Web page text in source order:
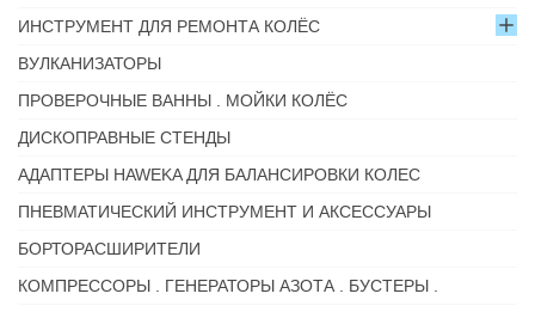
ИНСТРУМЕНТ ДЛЯ РЕМОНТА КОЛЁС
ВУЛКАНИЗАТОРЫ
ПРОВЕРОЧНЫЕ ВАННЫ . МОЙКИ КОЛЁС
ДИСКОПРАВНЫЕ СТЕНДЫ
АДАПТЕРЫ HAWEKA ДЛЯ БАЛАНСИРОВКИ КОЛЕС
ПНЕВМАТИЧЕСКИЙ ИНСТРУМЕНТ И АКСЕССУАРЫ
БОРТОРАСШИРИТЕЛИ
КОМПРЕССОРЫ . ГЕНЕРАТОРЫ АЗОТА . БУСТЕРЫ .